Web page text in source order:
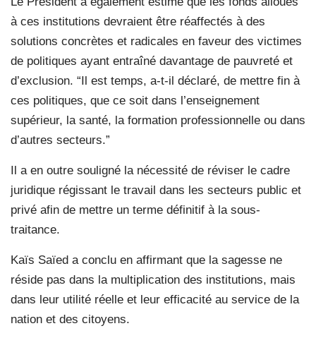
à ces institutions devraient être réaffectés à des
solutions concrètes et radicales en faveur des victimes
de politiques ayant entraîné davantage de pauvreté et
d’exclusion. “Il est temps, a-t-il déclaré, de mettre fin à
ces politiques, que ce soit dans l’enseignement
supérieur, la santé, la formation professionnelle ou dans
d’autres secteurs.”
Il a en outre souligné la nécessité de réviser le cadre
juridique régissant le travail dans les secteurs public et
privé afin de mettre un terme définitif à la sous-
traitance.
Kaïs Saïed a conclu en affirmant que la sagesse ne
réside pas dans la multiplication des institutions, mais
dans leur utilité réelle et leur efficacité au service de la
nation et des citoyens.